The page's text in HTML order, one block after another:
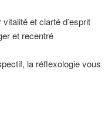
et clarté d’esprit
et recentré
la réflexologie vous